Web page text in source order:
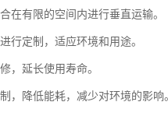
在有限的空间内进行垂直运输。
行定制，适应环境和用途。
，延长使用寿命。
，降低能耗，减少对环境的影响